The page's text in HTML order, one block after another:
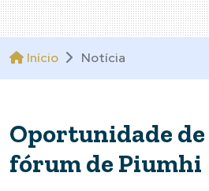
Início Notícia
Oportunidade de
fórum de Piumhi